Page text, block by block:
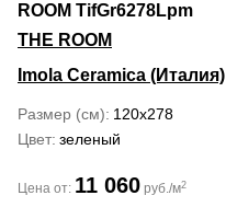
ROOM TifGr6278Lpm
THE ROOM
Imola Ceramica (Италия)
Размер (см) 120x278
Цвет зеленый
Цена от: 11 060 руб./м2